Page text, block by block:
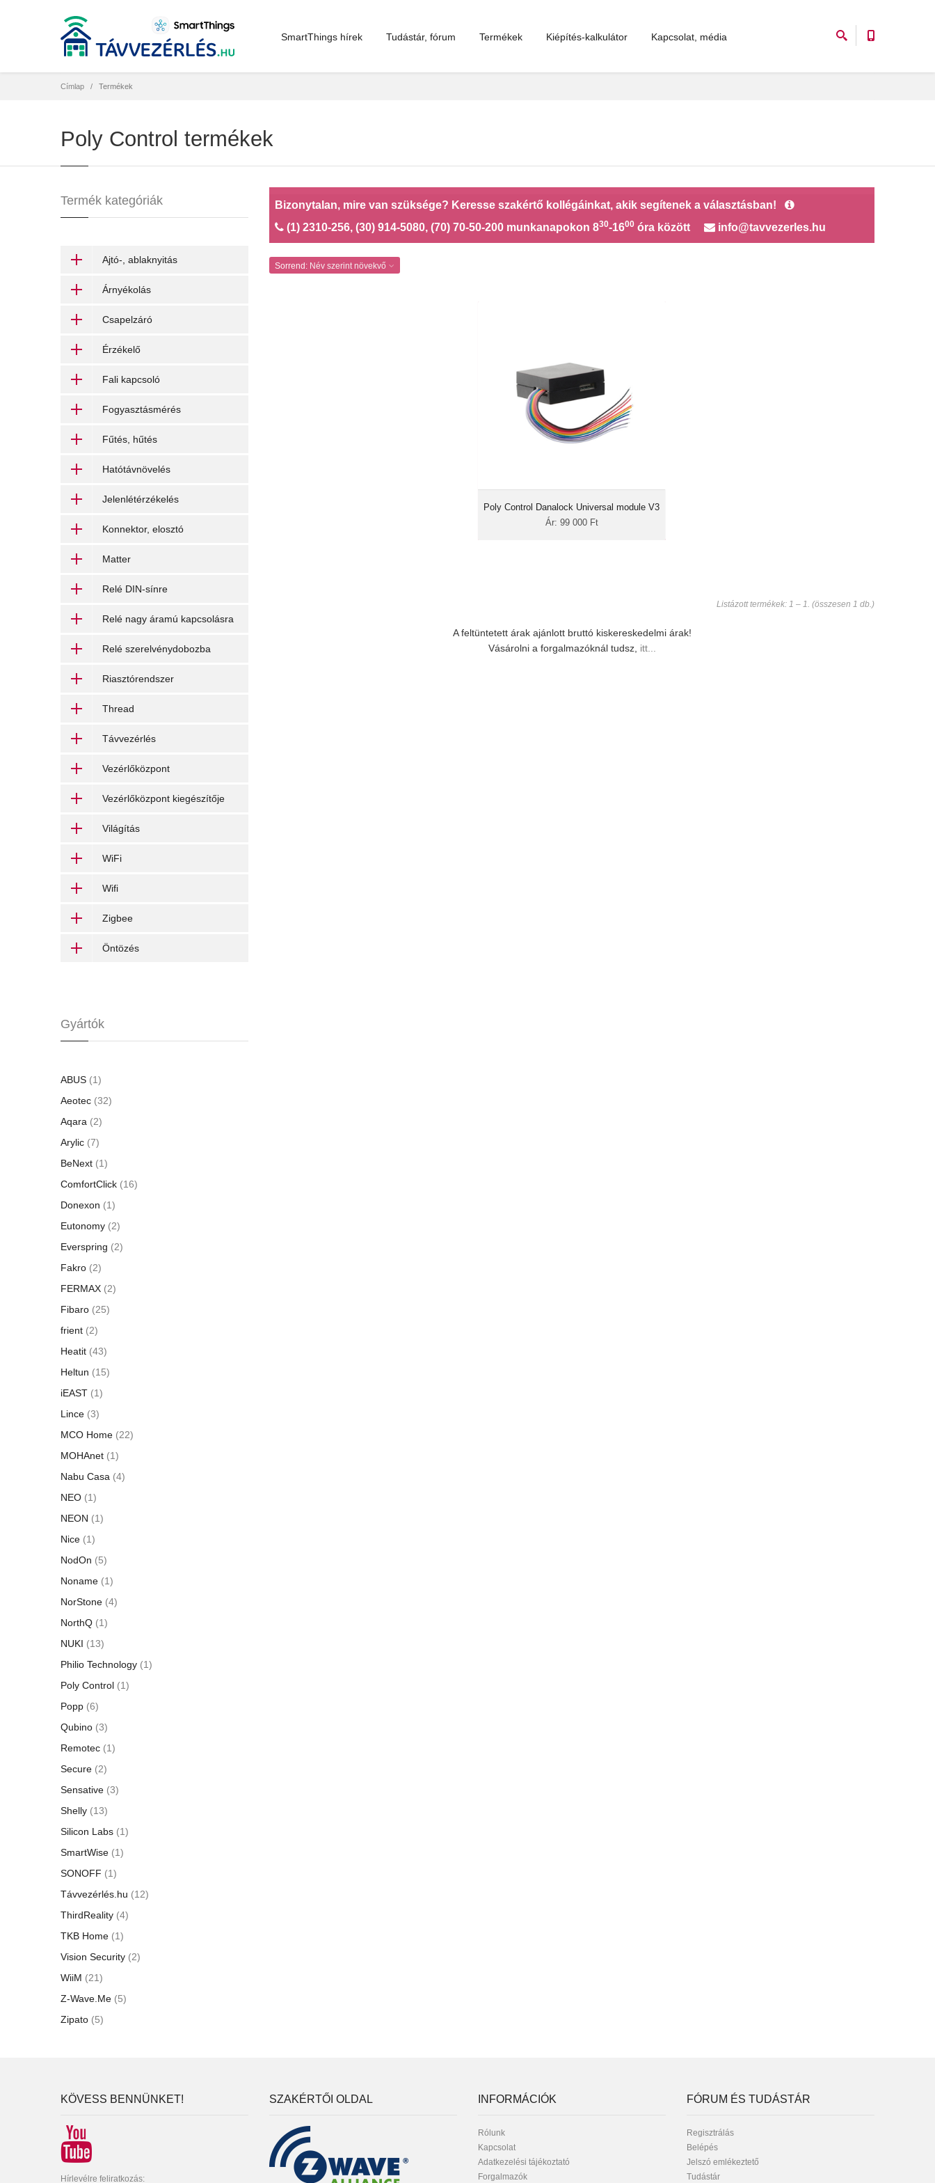
SmartThings hírek Tudástár, fórum Termékek Kiépítés-kalkulátor Kapcsolat, média
Címlap Termékek
Poly Control termékek
Bizonytalan, mire van szüksége? Keresse szakértő kollégáinkat, akik segítenek a választásban!
(1) 2310-256, (30) 914-5080, (70) 70-50-200 munkanapokon 830-1600 óra között info@tavvezerles.hu
Sorrend: Név szerint növekvő
Poly Control Danalock Universal module V3
Ár: 99 000 Ft
2db relé és egy power
könnyen telepíthető
256bit AES
kommunikáció
A Danalock applikációján keresztül
lehetőséged van, hogy hozzáférést (virtuális
nyomon követheted ki és mikor nyitotta, zárta
Listázott termékek: 1 – 1. (összesen 1 db.)
A feltüntetett árak ajánlott bruttó kiskereskedelmi árak!
Vásárolni a forgalmazóknál tudsz, itt...
Termék kategóriák
Ajtó-, ablaknyitás
Árnyékolás
Csapelzáró
Érzékelő
Fali kapcsoló
Fogyasztásmérés
Fűtés, hűtés
Hatótávnövelés
Jelenlétérzékelés
Konnektor, elosztó
Matter
Relé DIN-sínre
Relé nagy áramú kapcsolásra
Relé szerelvénydobozba
Riasztórendszer
Thread
Távvezérlés
Vezérlőközpont
Vezérlőközpont kiegészítője
Világítás
WiFi
Wifi
Zigbee
Öntözés
Gyártók
ABUS (1)
Aeotec (32)
Aqara (2)
Arylic (7)
BeNext (1)
ComfortClick (16)
Donexon (1)
Eutonomy (2)
Everspring (2)
Fakro (2)
FERMAX (2)
Fibaro (25)
frient (2)
Heatit (43)
Heltun (15)
iEAST (1)
Lince (3)
MCO Home (22)
MOHAnet (1)
Nabu Casa (4)
NEO (1)
NEON (1)
Nice (1)
NodOn (5)
Noname (1)
NorStone (4)
NorthQ (1)
NUKI (13)
Philio Technology (1)
Poly Control (1)
Popp (6)
Qubino (3)
Remotec (1)
Secure (2)
Sensative (3)
Shelly (13)
Silicon Labs (1)
SmartWise (1)
SONOFF (1)
Távvezérlés.hu (12)
ThirdReality (4)
TKB Home (1)
Vision Security (2)
WiiM (21)
Z-Wave.Me (5)
Zipato (5)
KÖVESS BENNÜNKET!
Hírlevélre feliratkozás:
SZAKÉRTŐI OLDAL INFORMÁCIÓK
Rólunk
Kapcsolat
Adatkezelési tájékoztató
Forgalmazók
FÓRUM ÉS TUDÁSTÁR
Regisztrálás
Belépés
Jelszó emlékeztető
Tudástár